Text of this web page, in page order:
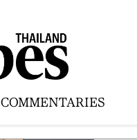
COMMENTARIES